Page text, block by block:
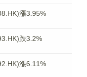
漲3.95%
跌3.2%
漲6.11%